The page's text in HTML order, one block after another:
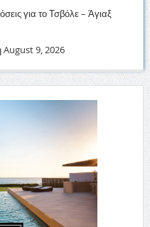
για το Τσβόλε – Άγιαξ
August 9, 2026